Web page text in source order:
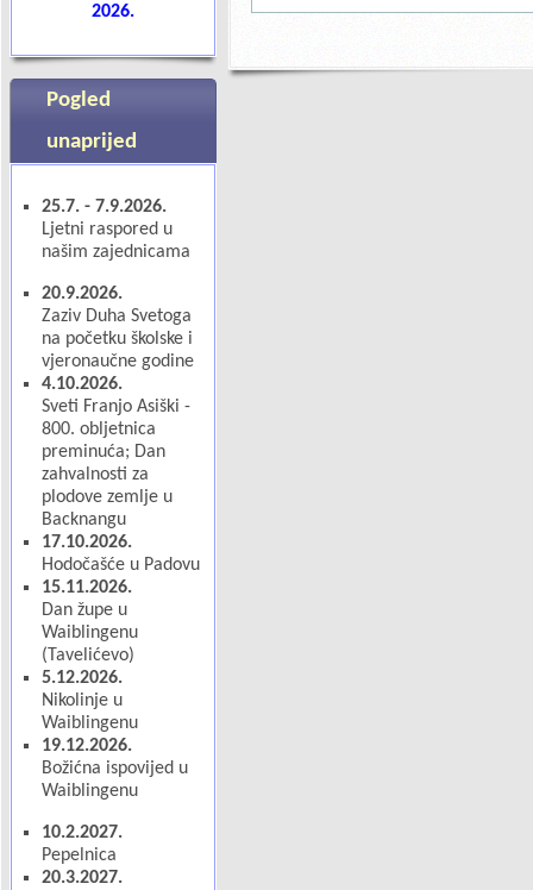
2026.
Pogled
unaprijed
25.7. - 7.9.2026.
Ljetni raspored u
našim zajednicama
20.9.2026.
Zaziv Duha Svetoga
na početku školske i
vjeronaučne godine
4.10.2026.
Sveti Franjo Asiški -
800. obljetnica
preminuća; Dan
zahvalnosti za
plodove zemlje u
Backnangu
17.10.2026.
Hodočašće u Padovu
15.11.2026.
Dan župe u
Waiblingenu
(Tavelićevo)
5.12.2026.
Nikolinje u
Waiblingenu
19.12.2026.
Božićna ispovijed u
Waiblingenu
10.2.2027.
Pepelnica
20.3.2027.